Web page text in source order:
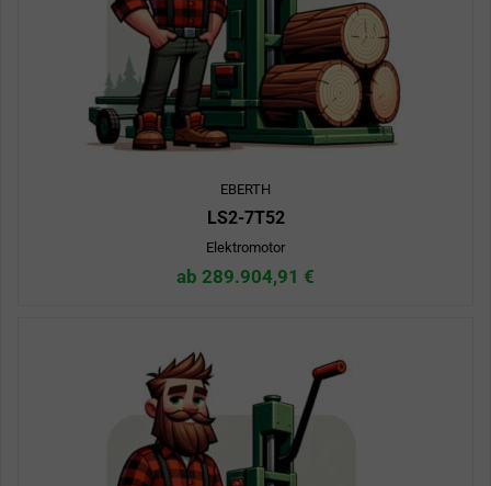
EBERTH
LS2-7T52
Elektromotor
ab 289.904,91 €